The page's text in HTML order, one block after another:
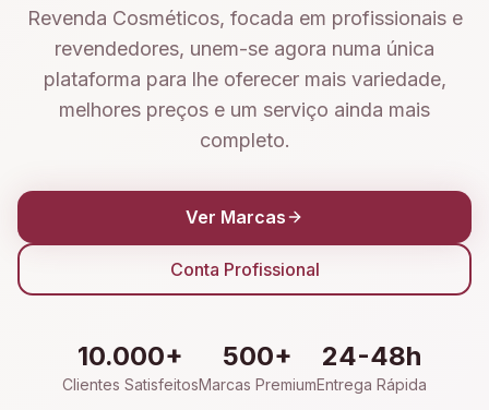
Revenda Cosméticos, focada em profissionais e
revendedores, unem-se agora numa única
plataforma para lhe oferecer mais variedade,
melhores preços e um serviço ainda mais
completo.
Ver Marcas
Conta Profissional
10.000+
Clientes Satisfeitos
500+
Marcas Premium
24-48h
Entrega Rápida